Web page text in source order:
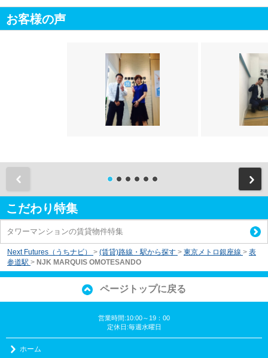
お客様の声
こだわり特集
タワーマンションの賃貸物件特集
Next Futures（うちナビ） > (賃貸)路線・駅から探す > 東京メトロ銀座線 > 表
参道駅 > NJK MARQUIS OMOTESANDO
ページトップに戻る
営業時間:10:00～19：00
定休日:毎週水曜日
ホーム